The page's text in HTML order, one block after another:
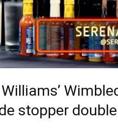
stopper